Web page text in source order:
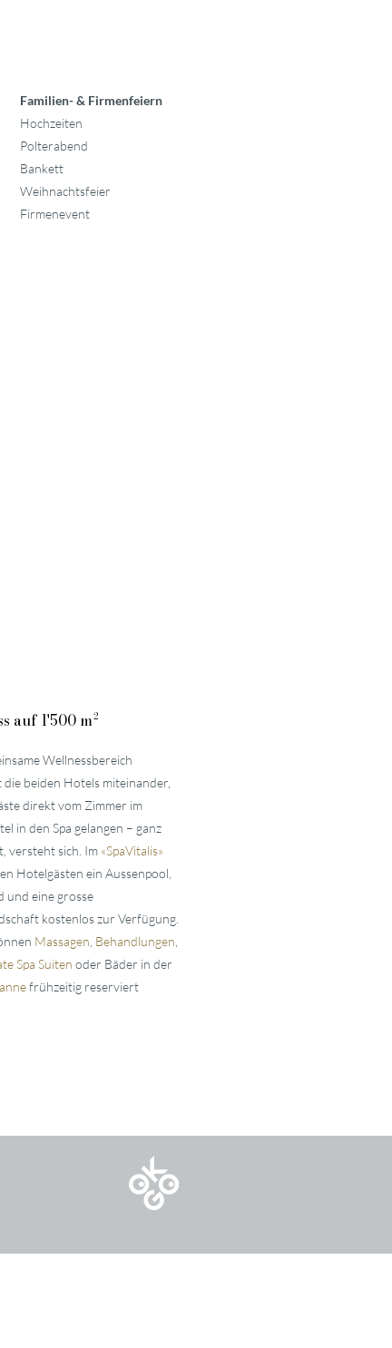
Familien- & Firmenfeiern
Hochzeiten
Polterabend
Bankett
Weihnachtsfeier
Firmenevent
auf 1'500 m²
Wellnessbereich
beiden Hotels miteinander,
direkt vom Zimmer im
in den Spa gelangen – ganz
versteht sich. Im «SpaVitalis»
Hotelgästen ein Aussenpool,
und eine grosse
kostenlos zur Verfügung.
Massagen Behandlungen
Spa Suiten oder Bäder in der
frühzeitig reserviert